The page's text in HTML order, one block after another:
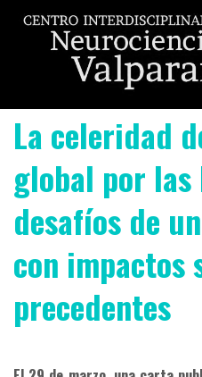
La celeridad
global por las
desafíos de
con impactos
precedentes